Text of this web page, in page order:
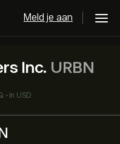
Meld je aan
Inc. URBN
• in USD